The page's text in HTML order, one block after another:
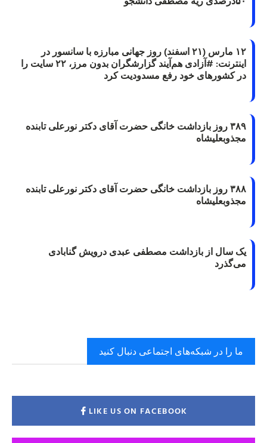
۱۲ مارس (۲۱ اسفند) روز جهانی مبارزه با سانسور در
اینترنت: #آزادی هم‌آیند گزارشگران‌ بدون مرز، ۲۲ سایت را
در کشورهای خود رفع مسدودیت کرد
۳۸۹ روز بازداشت خانگی حضرت آقای دکتر نورعلی تابنده
مجذوبعلیشاه
۳۸۸ روز بازداشت خانگی حضرت آقای دکتر نورعلی تابنده
مجذوبعلیشاه
یک سال از بازداشت مصطفی عبدی درویش گنابادی
می‌گذرد
ما را در شبکه‌های اجتماعی دنبال کنید
LIKE US ON FACEBOOK